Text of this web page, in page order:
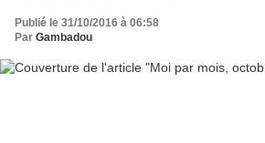
Publié le 31/10/2016 à 06:58
Par Gambadou